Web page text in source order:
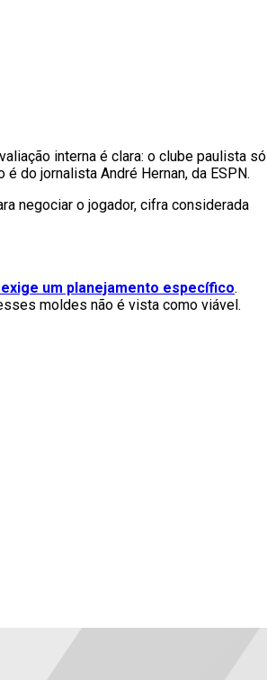
interna é clara: o clube paulista só
do jornalista André Hernan, da ESPN.
negociar o jogador, cifra considerada
um planejamento específico.
moldes não é vista como viável.